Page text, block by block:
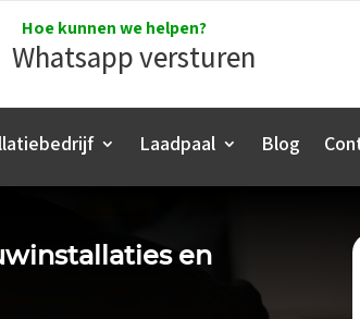
Hoe kunnen we helpen?
Whatsapp versturen
Laadpaal Blog
en